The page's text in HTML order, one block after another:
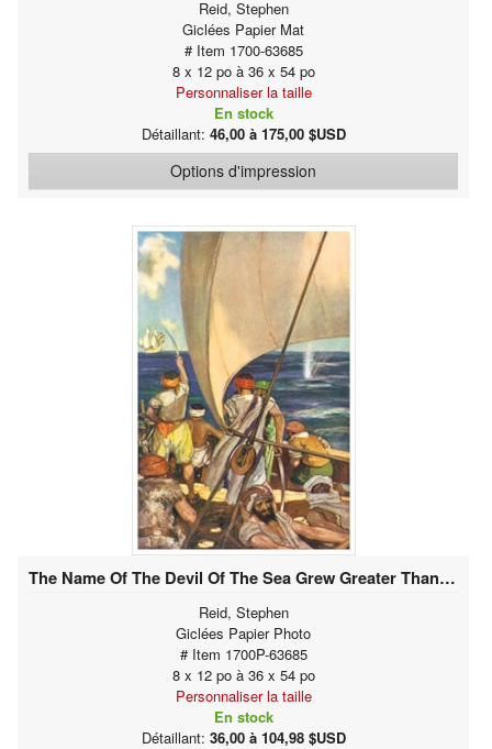
Reid, Stephen
Giclées Papier Mat
# Item 1700-63685
8 x 12 po à 36 x 54 po
Personnaliser la taille
En stock
Détaillant: 46,00 à 175,00 $USD
Options d'impression
The Name Of The Devil Of The Sea Grew Greater Than Ever
Reid, Stephen
Giclées Papier Photo
# Item 1700P-63685
8 x 12 po à 36 x 54 po
Personnaliser la taille
En stock
Détaillant: 36,00 à 104,98 $USD